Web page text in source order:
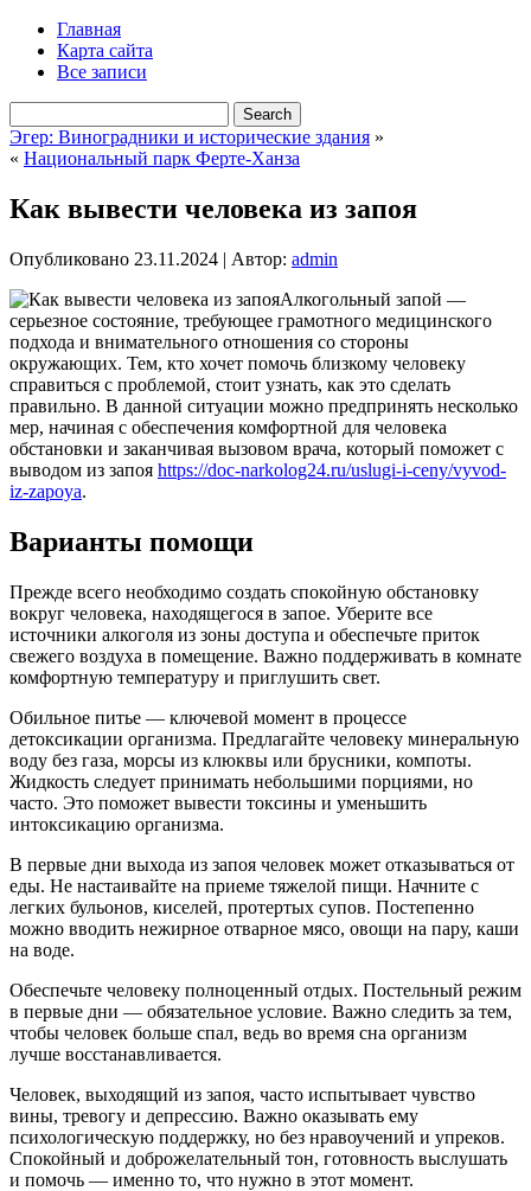
Главная
Карта сайта
Все записи
Эгер: Виноградники и исторические здания »
« Национальный парк Ферте-Ханза
Как вывести человека из запоя
Опубликовано 23.11.2024 | Автор: admin
Алкогольный запой —
серьезное состояние, требующее грамотного медицинского
подхода и внимательного отношения со стороны
окружающих. Тем, кто хочет помочь близкому человеку
справиться с проблемой, стоит узнать, как это сделать
правильно. В данной ситуации можно предпринять несколько
мер, начиная с обеспечения комфортной для человека
обстановки и заканчивая вызовом врача, который поможет с
выводом из запоя https://doc-narkolog24.ru/uslugi-i-ceny/vyvod-
iz-zapoya.
Варианты помощи
Прежде всего необходимо создать спокойную обстановку
вокруг человека, находящегося в запое. Уберите все
источники алкоголя из зоны доступа и обеспечьте приток
свежего воздуха в помещение. Важно поддерживать в комнате
комфортную температуру и приглушить свет.
Обильное питье — ключевой момент в процессе
детоксикации организма. Предлагайте человеку минеральную
воду без газа, морсы из клюквы или брусники, компоты.
Жидкость следует принимать небольшими порциями, но
часто. Это поможет вывести токсины и уменьшить
интоксикацию организма.
В первые дни выхода из запоя человек может отказываться от
еды. Не настаивайте на приеме тяжелой пищи. Начните с
легких бульонов, киселей, протертых супов. Постепенно
можно вводить нежирное отварное мясо, овощи на пару, каши
на воде.
Обеспечьте человеку полноценный отдых. Постельный режим
в первые дни — обязательное условие. Важно следить за тем,
чтобы человек больше спал, ведь во время сна организм
лучше восстанавливается.
Человек, выходящий из запоя, часто испытывает чувство
вины, тревогу и депрессию. Важно оказывать ему
психологическую поддержку, но без нравоучений и упреков.
Спокойный и доброжелательный тон, готовность выслушать
и помочь — именно то, что нужно в этот момент.